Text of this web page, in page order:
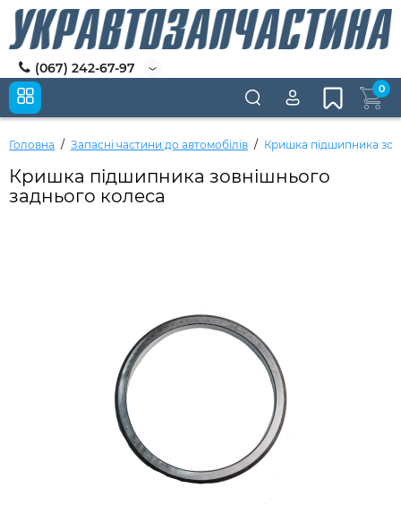
(067) 242-67-97
0
Головна Запасні частини до автомобілів Кришка підшипника
Кришка підшипника зовнішнього
заднього колеса